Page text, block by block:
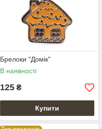
Брелоки "Домік"
В наявності
125 ₴
Купити